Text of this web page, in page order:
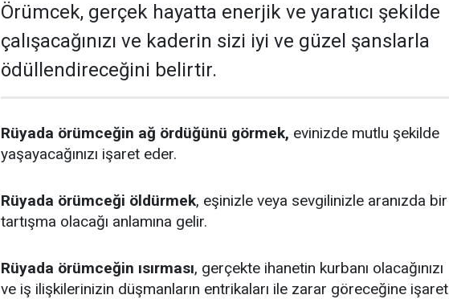
Örümcek, gerçek hayatta enerjik ve yaratıcı şekilde
çalışacağınızı ve kaderin sizi iyi ve güzel şanslarla
ödüllendireceğini belirtir.
Rüyada örümceğin ağ ördüğünü görmek, evinizde mutlu şekilde
yaşayacağınızı işaret eder.
Rüyada örümceği öldürmek, eşinizle veya sevgilinizle aranızda bir
tartışma olacağı anlamına gelir.
Rüyada örümceğin ısırması, gerçekte ihanetin kurbanı olacağınızı
ve iş ilişkilerinizin düşmanların entrikaları ile zarar göreceğine işaret